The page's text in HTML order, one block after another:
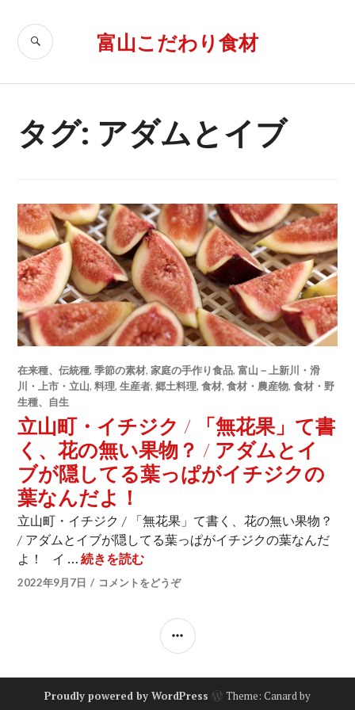
ツ
富山こだわり食材
検
タグ: アダムとイブ
在来種、伝統種,季節の素材,家庭の手作り食品,富山－上新川・滑
川・上市・立山,料理,生産者,郷土料理,食材,食材・農産物,食材・野
生種、自生
立山町・イチジク / 「無花果」て書
く、花の無い果物？ / アダムとイ
ブが隠してる葉っぱがイチジクの
葉なんだよ！
立山町・イチジク / 「無花果」て書く、花の無い果物？
/ アダムとイブが隠してる葉っぱがイチジクの葉なんだ
よ！ イ …続きを読む
2022年9月7日 コメントをどうぞ
サ
ド
バ
Proudly powered by WordPress
Theme: Canard by